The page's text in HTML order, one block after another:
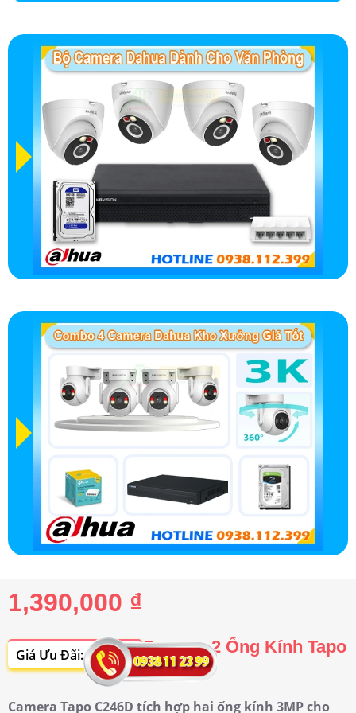
1,390,000 ₫
Giá Ưu Đãi: 5%-35% Camera 2 Ống Kính Tapo
C246D
Camera Tapo C246D tích hợp hai ống kính 3MP cho